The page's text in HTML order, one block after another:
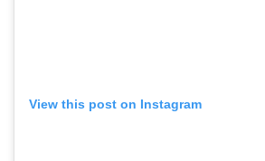
View this post on Instagram